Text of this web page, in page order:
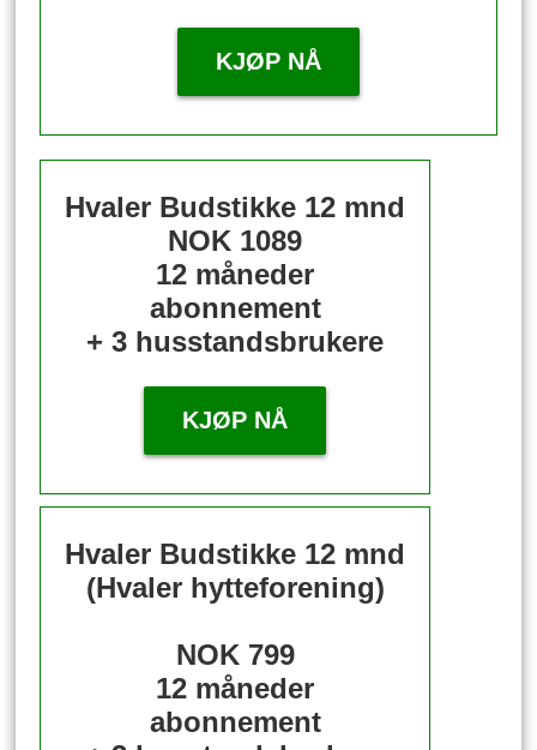
KJØP NÅ
Hvaler Budstikke 12 mnd
NOK 1089
12 måneder
abonnement
+ 3 husstandsbrukere
KJØP NÅ
Hvaler Budstikke 12 mnd
(Hvaler hytteforening)
NOK 799
12 måneder
abonnement